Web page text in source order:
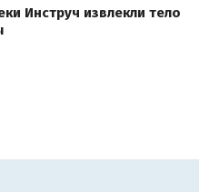
Инструч извлекли тело